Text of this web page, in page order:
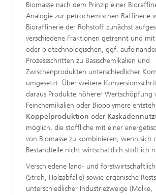
Biomasse nach dem Prinzip einer
Analogie zur petrochemischen Raffinerie
Bioraffinerie der Rohstoff zunächst
verschiedene Fraktionen getrennt und mit
oder biotechnologischen, ggf.
Prozessschritten zu Basischemikalien und
Zwischenprodukten unterschiedlicher
umgesetzt. Über weitere
daraus Produkte höherer Wertschöpfung
Feinchemikalien oder Biopolymere
Koppelproduktion oder
möglich, die stoffliche mit einer
von Biomasse zu kombinieren, wenn sich
Bestandteile nicht wirtschaftlich stofflich
Verschiedene land- und
(Stroh, Holzabfälle) sowie organische
unterschiedlicher Industriezweige (Molke,